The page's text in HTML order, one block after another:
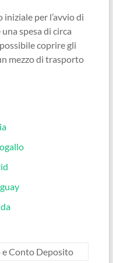
per l’avvio di
spesa di circa
coprire gli
mezzo di trasporto
Conto Deposito